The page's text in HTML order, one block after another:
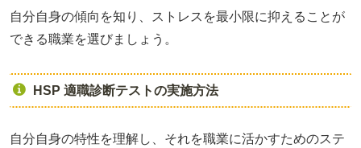
自分自身の傾向を知り、ストレスを最小限に抑えることが
できる職業を選びましょう。
HSP 適職診断テストの実施方法
自分自身の特性を理解し、それを職業に活かすためのステ